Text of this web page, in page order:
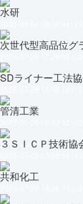
水研
次世代型高品位グ
SDライナー工法
管清工業
３ＳＩＣＰ技術協
共和化工